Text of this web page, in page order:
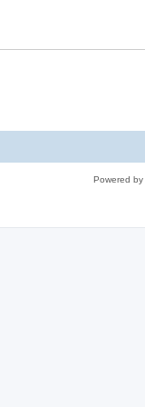
Powered by